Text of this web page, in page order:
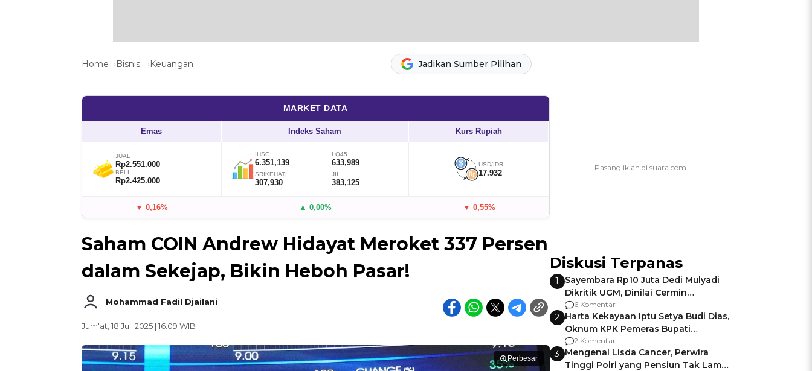
Home Bisnis Keuangan Jadikan Sumber Pilihan
MARKET DATA
Emas Indeks Saham Kurs Rupiah
JUAL
Rp2.551.000
BELI
Rp2.425.000
IHSG
6.351,139
LQ45
633,989
SRIKEHATI
307,930
JII
383,125
USD/IDR
17.932
▼ 0,16% ▲ 0,00% ▼ 0,55%
Saham COIN Andrew Hidayat Meroket 337 Persen
dalam Sekejap, Bikin Heboh Pasar!
Mohammad Fadil Djailani
Jum'at, 18 Juli 2025 | 16:09 WIB
Perbesar
Diskusi Terpanas
1
Sayembara Rp10 Juta Dedi Mulyadi
Dikritik UGM, Dinilai Cermin
Gagalnya Negara Jamin Keamanan
6 Komentar
2 Harta Kekayaan Iptu Setya Budi Dias,
Oknum KPK Pemeras Bupati
Pemalang
2 Komentar
3 Mengenal Lisda Cancer, Perwira
Tinggi Polri yang Pensiun Tak Lama